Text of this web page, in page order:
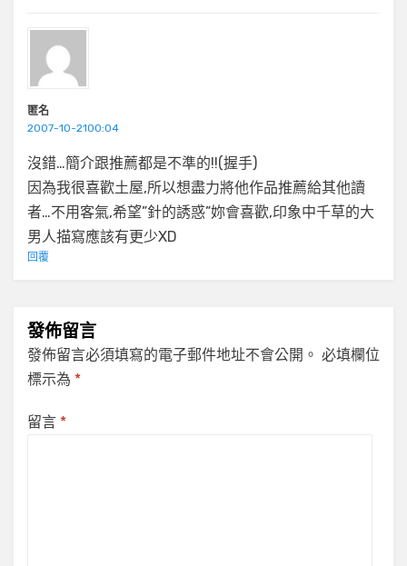
匿名
2007-10-2100:04
沒錯…簡介跟推薦都是不準的!!(握手)
因為我很喜歡土屋,所以想盡力將他作品推薦給其他讀
者…不用客氣,希望”針的誘惑”妳會喜歡,印象中千草的大
男人描寫應該有更少XD
回覆
發佈留言
發佈留言必須填寫的電子郵件地址不會公開。 必填欄位
標示為 *
留言 *